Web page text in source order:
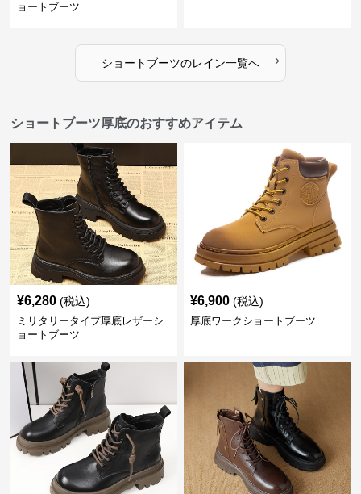
ョートブーツ
ショートブーツのレイン一覧へ ›
ショートブーツ厚底のおすすめアイテム
¥6,280 (税込)
ミリタリータイプ厚底レザーシ
ョートブーツ
¥6,900 (税込)
厚底ワークショートブーツ